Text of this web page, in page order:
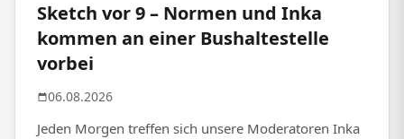
Sketch vor 9 – Normen und Inka
kommen an einer Bushaltestelle
vorbei
06.08.2026
Jeden Morgen treffen sich unsere Moderatoren Inka